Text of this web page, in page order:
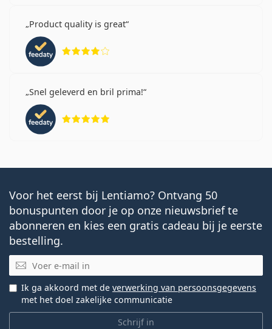
Product quality is great
Snel geleverd en bril prima!
Voor het eerst bij Lentiamo? Ontvang 50
bonuspunten door je op onze nieuwsbrief te
abonneren en kies een gratis cadeau bij je eerste
bestelling.
E-mail
Schrijf in
Ik ga akkoord met de verwerking van persoonsgegevens
met het doel zakelijke communicatie